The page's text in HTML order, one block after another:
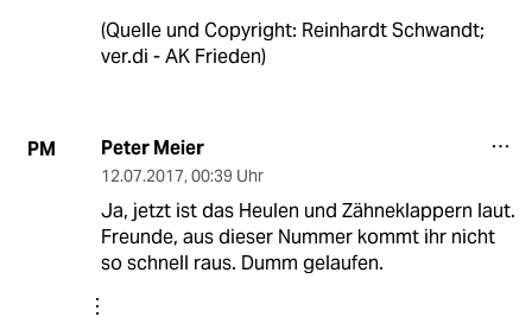
(Quelle und Copyright: Reinhardt Schwandt;
ver.di - AK Frieden)
PM Peter Meier
12.07.2017, 00:39 Uhr
Ja, jetzt ist das Heulen und Zähneklappern laut.
Freunde, aus dieser Nummer kommt ihr nicht
so schnell raus. Dumm gelaufen.